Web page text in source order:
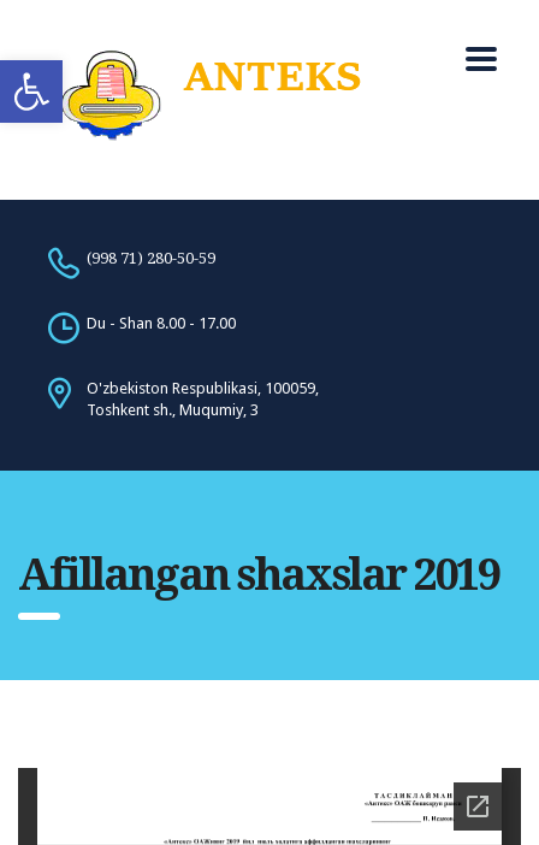
Open toolbar
(998 71) 280-50-59
Du - Shan 8.00 - 17.00
O'zbekiston Respublikasi, 100059,
Toshkent sh., Muqumiy, 3
Afillangan shaxslar 2019